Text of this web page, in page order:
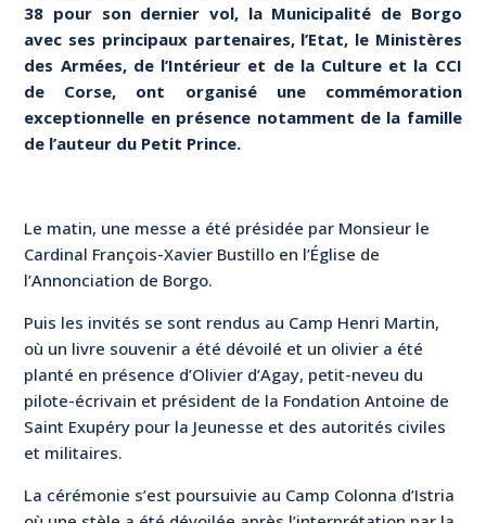
38 pour son dernier vol, la Municipalité de Borgo
avec ses principaux partenaires, l’Etat, le Ministères
des Armées, de l’Intérieur et de la Culture et la CCI
de Corse, ont organisé une commémoration
exceptionnelle en présence notamment de la famille
de l’auteur du Petit Prince.
Le matin, une messe a été présidée par Monsieur le
Cardinal François-Xavier Bustillo en l’Église de
l’Annonciation de Borgo.
Puis les invités se sont rendus au Camp Henri Martin,
où un livre souvenir a été dévoilé et un olivier a été
planté en présence d’Olivier d’Agay, petit-neveu du
pilote-écrivain et président de la Fondation Antoine de
Saint Exupéry pour la Jeunesse et des autorités civiles
et militaires.
La cérémonie s’est poursuivie au Camp Colonna d’Istria